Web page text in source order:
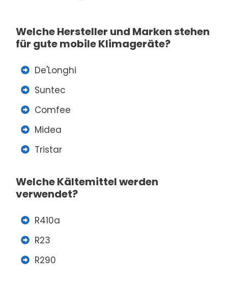
Welche Hersteller und Marken stehen
für gute mobile Klimageräte?
De'­Longhi
Suntec
Comfee
Midea
Tristar
Welche Kältemittel werden
verwendet?
R410a
R23
R290